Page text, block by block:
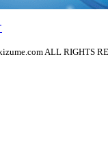
ALL RIGHTS